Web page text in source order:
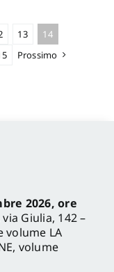
13
14
Prossimo
2026, ore
Giulia, 142 –
volume LA
volume